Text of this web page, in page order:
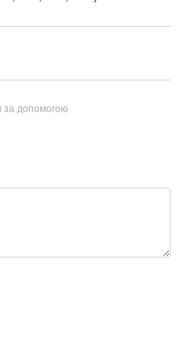
за допомогою